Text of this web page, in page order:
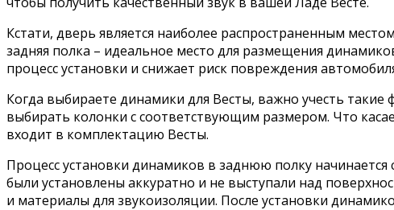
Кстати, дверь является наиболее распространенным
задняя полка – идеальное место для размещения
процесс установки и снижает риск повреждения
Когда выбираете динамики для Весты, важно учесть
выбирать колонки с соответствующим размером. Что
входит в комплектацию Весты.
Процесс установки динамиков в заднюю полку
были установлены аккуратно и не выступали над
и материалы для звукоизоляции. После установки